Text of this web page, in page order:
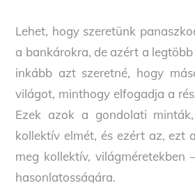
Lehet, hogy szeretünk
a bankárokra, de azért a
inkább azt szeretné, hogy
világot, minthogy elfogadja a
Ezek azok a gondolati
kollektív elmét, és ezért az, ezt
meg kollektív, világméretekben
hasonlatosságára.